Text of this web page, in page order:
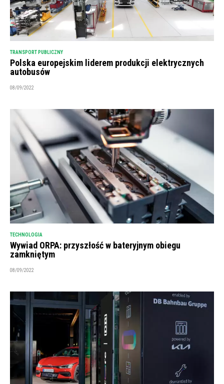
TRANSPORT PUBLICZNY
Polska europejskim liderem produkcji elektrycznych
autobusów
08/09/2022
TECHNOLOGIA
Wywiad ORPA: przyszłość w bateryjnym obiegu
zamkniętym
08/09/2022